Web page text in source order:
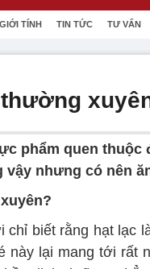
GIỚI TÍNH TIN TỨC TƯ VẤN
phẩm quen
vậy nhưng có nên
chỉ biết rằng hạt lạc
này lại mang tới rất